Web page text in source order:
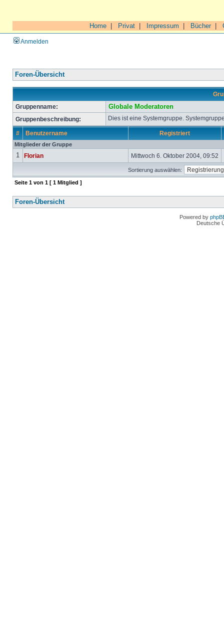
Home Privat Impressum Bücher|
Anmelden
Foren-Übersicht
Gruppenname:
Globale Moderatoren
Gruppenbeschreibung: Dies ist eine Systemgruppe.
# Benutzername Registriert
Mitglieder der Gruppe
1 Florian Mittwoch 6. Oktober 2004, 09:52
Sortierung auswählen:
Seite 1 von 1 [ 1 Mitglied ]
Foren-Übersicht
Powered by
Deutsche